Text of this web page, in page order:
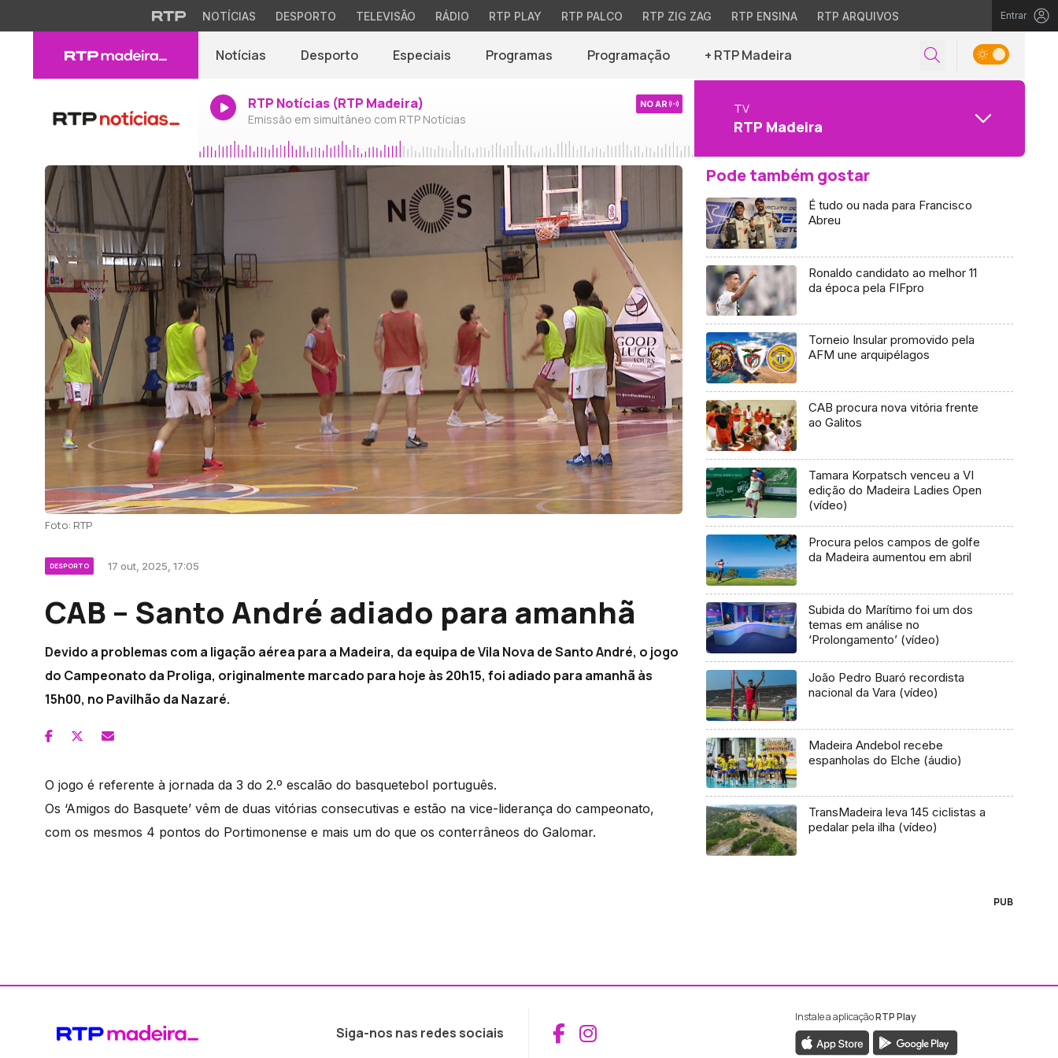
NOTÍCIAS DESPORTO TELEVISÃO RÁDIO RTP PLAY RTP PALCO RTP ZIG ZAG RTP ENSINA RTP ARQUIVOS Entrar
Notícias Desporto Especiais Programas Programação + RTP Madeira
RTP Notícias (RTP Madeira)
Emissão em simultâneo com RTP Notícias
NO AR TV
RTP Madeira
Foto: RTP
DESPORTO 17 out, 2025, 17:05
CAB – Santo André adiado para amanhã
Devido a problemas com a ligação aérea para a Madeira, da equipa de Vila Nova de Santo André, o jogo
do Campeonato da Proliga, originalmente marcado para hoje às 20h15, foi adiado para amanhã às
15h00, no Pavilhão da Nazaré.
O jogo é referente à jornada da 3 do 2.º escalão do basquetebol português.
Os ‘Amigos do Basquete’ vêm de duas vitórias consecutivas e estão na vice-liderança do campeonato,
com os mesmos 4 pontos do Portimonense e mais um do que os conterrâneos do Galomar.
Pode também gostar
É tudo ou nada para Francisco
Abreu
Ronaldo candidato ao melhor 11
da época pela FIFpro
Torneio Insular promovido pela
AFM une arquipélagos
CAB procura nova vitória frente
ao Galitos
Tamara Korpatsch venceu a VI
edição do Madeira Ladies Open
(vídeo)
Procura pelos campos de golfe
da Madeira aumentou em abril
Subida do Marítimo foi um dos
temas em análise no
‘Prolongamento’ (vídeo)
João Pedro Buaró recordista
nacional da Vara (vídeo)
Madeira Andebol recebe
espanholas do Elche (áudio)
TransMadeira leva 145 ciclistas a
pedalar pela ilha (vídeo)
PUB
Siga-nos nas redes sociais Aceder ao Facebook da RTP Madeira
Aceder ao Instagram da RTP Madeira
Instale a aplicaçãoRTP Play